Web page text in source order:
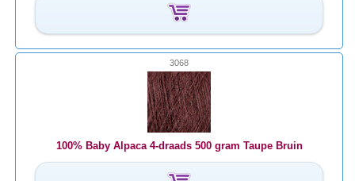
3068
100% Baby Alpaca 4-draads 500 gram Taupe Bruin